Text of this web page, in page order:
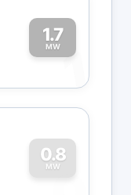
1.7
MW1
0.8
MW